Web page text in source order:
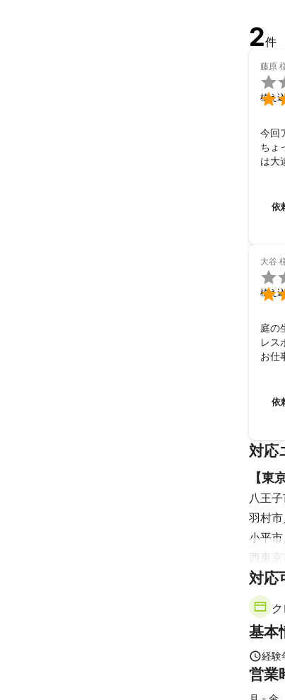
2件
藤原
植え
今回
ちょ
は大
依
大谷
植え
庭の
レス
お仕
依
対応
【東
八王
羽村市
小平市
西東京
【神
愛川町
対応
基本
経験
営業